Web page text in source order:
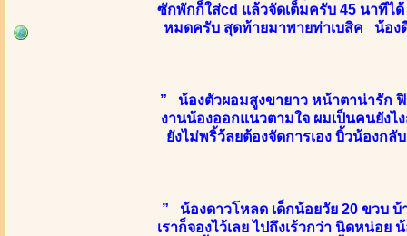
ซักพักก็ใส่cd แล้วจัดเต็มครับ 45 นาทีไ
หมดครับ สุดท้ายมาพายท่าเบสิค น้อ
” น้องตัวผอมสูงขายาว หน้าตาน่ารัก
งานน้องออกแนวตามใจ ผมเป็นคนยังไ
ยังไม่พริ้ว้ลยต้องจัดการเอง บิ้วน้องก
” น้องดาวโหลด เด็กน้อยวัย 20 ขวบ บ้
เราก็จองไว้เลย ไปถึงเร้วกว่า นิดหน่อ